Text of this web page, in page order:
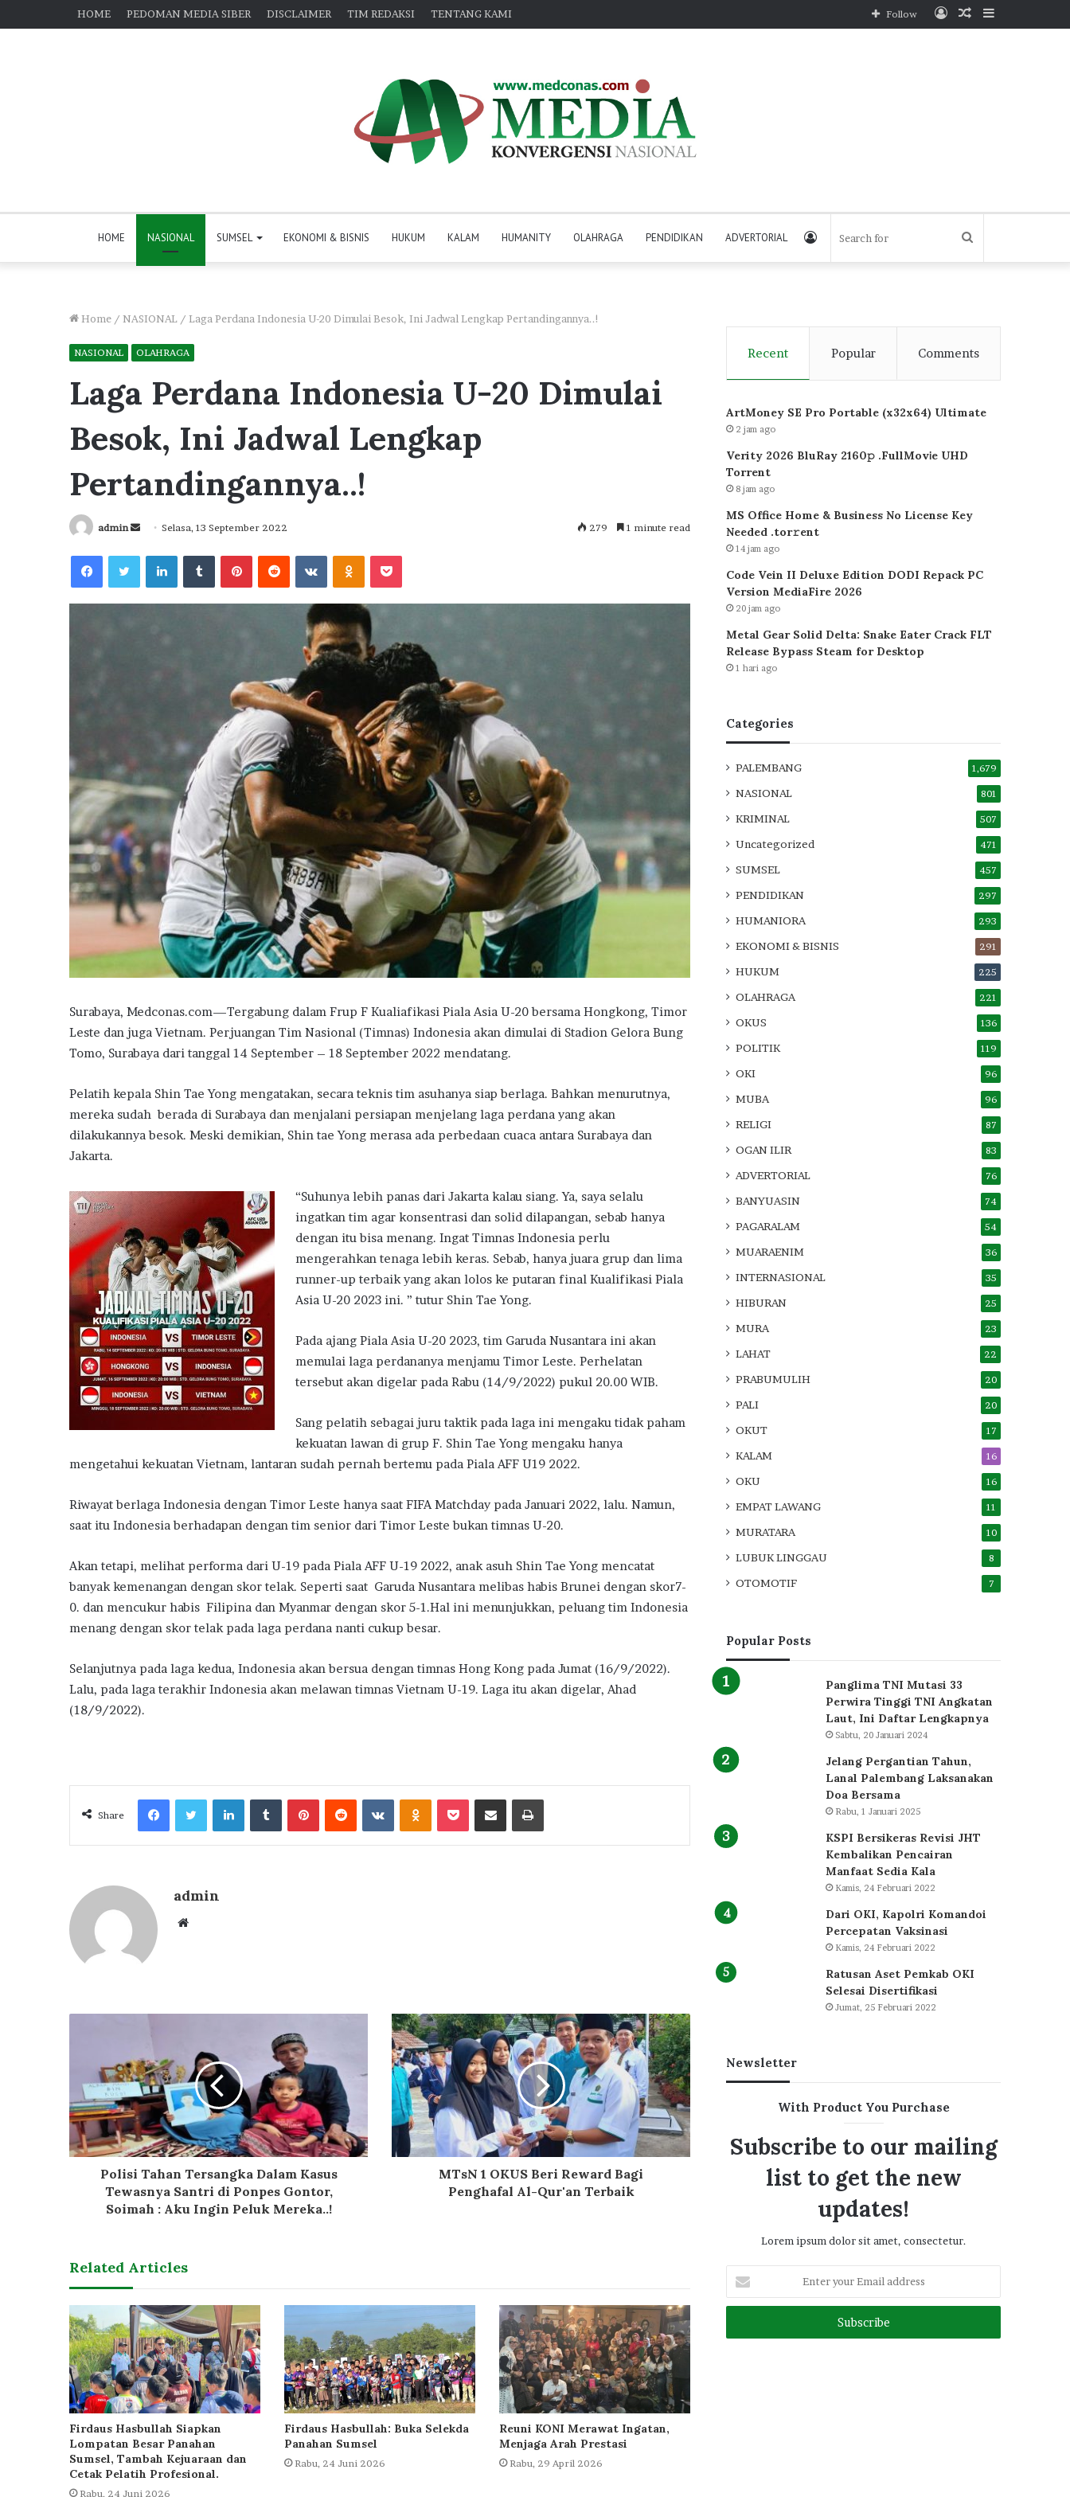
HOME PEDOMAN MEDIA SIBER DISCLAIMER TIM REDAKSI TENTANG KAMI Sidebar
Random
Log
Follow
HOME NASIONAL SUMSEL EKONOMI & BISNIS HUKUM KALAM HUMANITY OLAHRAGA PENDIDIKAN ADVERTORIAL Search
Log
Home / NASIONAL / Laga Perdana Indonesia U-20 Dimulai Besok, Ini Jadwal Lengkap Pertandingannya..!
NASIONAL OLAHRAGA
Laga Perdana Indonesia U-20 Dimulai
Besok, Ini Jadwal Lengkap
Pertandingannya..!
admin
Send
email
Selasa, 13 September 2022 279 1 minute read
FacebookTwitterLinkedInTumblrPinterestReddit VKontakteOdnoklassniki
Pocket
Surabaya, Medconas.com—Tergabung dalam Frup F Kualiafikasi Piala Asia U-20 bersama Hongkong, Timor
Leste dan juga Vietnam. Perjuangan Tim Nasional (Timnas) Indonesia akan dimulai di Stadion Gelora Bung
Tomo, Surabaya dari tanggal 14 September – 18 September 2022 mendatang.
Pelatih kepala Shin Tae Yong mengatakan, secara teknis tim asuhanya siap berlaga. Bahkan menurutnya,
mereka sudah berada di Surabaya dan menjalani persiapan menjelang laga perdana yang akan
dilakukannya besok. Meski demikian, Shin tae Yong merasa ada perbedaan cuaca antara Surabaya dan
Jakarta.
“Suhunya lebih panas dari Jakarta kalau siang. Ya, saya selalu
ingatkan tim agar konsentrasi dan solid dilapangan, sebab hanya
dengan itu bisa menang. Ingat Timnas Indonesia perlu
mengerahkan tenaga lebih keras. Sebab, hanya juara grup dan lima
runner-up terbaik yang akan lolos ke putaran final Kualifikasi Piala
Asia U-20 2023 ini. ” tutur Shin Tae Yong.
Pada ajang Piala Asia U-20 2023, tim Garuda Nusantara ini akan
memulai laga perdananya menjamu Timor Leste. Perhelatan
tersebut akan digelar pada Rabu (14/9/2022) pukul 20.00 WIB.
Sang pelatih sebagai juru taktik pada laga ini mengaku tidak paham
kekuatan lawan di grup F. Shin Tae Yong mengaku hanya
mengetahui kekuatan Vietnam, lantaran sudah pernah bertemu pada Piala AFF U19 2022.
Riwayat berlaga Indonesia dengan Timor Leste hanya saat FIFA Matchday pada Januari 2022, lalu. Namun,
saat itu Indonesia berhadapan dengan tim senior dari Timor Leste bukan timnas U-20.
Akan tetapi, melihat performa dari U-19 pada Piala AFF U-19 2022, anak asuh Shin Tae Yong mencatat
banyak kemenangan dengan skor telak. Seperti saat Garuda Nusantara melibas habis Brunei dengan skor7-
0. dan mencukur habis Filipina dan Myanmar dengan skor 5-1.Hal ini menunjukkan, peluang tim Indonesia
menang dengan skor telak pada laga perdana nanti cukup besar.
Selanjutnya pada laga kedua, Indonesia akan bersua dengan timnas Hong Kong pada Jumat (16/9/2022).
Lalu, pada laga terakhir Indonesia akan melawan timnas Vietnam U-19. Laga itu akan digelar, Ahad
(18/9/2022).
Share
FacebookTwitterLinkedInTumblrPinterestReddit VKontakteOdnoklassniki
Pocket Share via Email Print
admin
Website
Polisi Tahan Tersangka Dalam Kasus
Tewasnya Santri di Ponpes Gontor,
Soimah : Aku Ingin Peluk Mereka..!
MTsN 1 OKUS Beri Reward Bagi
Penghafal Al-Qur'an Terbaik
Related Articles
Firdaus Hasbullah Siapkan
Lompatan Besar Panahan
Sumsel, Tambah Kejuaraan dan
Cetak Pelatih Profesional.
Rabu, 24 Juni 2026
Firdaus Hasbullah: Buka Selekda
Panahan Sumsel
Rabu, 24 Juni 2026
Reuni KONI Merawat Ingatan,
Menjaga Arah Prestasi
Rabu, 29 April 2026
Recent Popular Comments
ArtMoney SE Pro Portable (x32x64) Ultimate
2 jam ago
Verity 2026 BluRay 2160𝚙 .FullMov𝗂e UHD
Torrent
8 jam ago
MS Office Home & Business No License Key
Needed .tоr𝚛еnt
14 jam ago
Code Vein II Deluxe Edition DODI Repack PC
Version MediaFire 2026
20 jam ago
Metal Gear Solid Delta: Snake Eater Crack FLT
Release Bypass Steam for Desktop
1 hari ago
Categories
PALEMBANG 1,679
NASIONAL 801
KRIMINAL 507
Uncategorized 471
SUMSEL 457
PENDIDIKAN 297
HUMANIORA 293
EKONOMI & BISNIS 291
HUKUM 225
OLAHRAGA 221
OKUS 136
POLITIK 119
OKI 96
MUBA 96
RELIGI 87
OGAN ILIR 83
ADVERTORIAL 76
BANYUASIN 74
PAGARALAM 54
MUARAENIM 36
INTERNASIONAL 35
HIBURAN 25
MURA 23
LAHAT 22
PRABUMULIH 20
PALI 20
OKUT 17
KALAM 16
OKU 16
EMPAT LAWANG 11
MURATARA 10
LUBUK LINGGAU 8
OTOMOTIF 7
Popular Posts
Panglima TNI Mutasi 33
Perwira Tinggi TNI Angkatan
Laut, Ini Daftar Lengkapnya
Sabtu, 20 Januari 2024
Jelang Pergantian Tahun,
Lanal Palembang Laksanakan
Doa Bersama
Rabu, 1 Januari 2025
KSPI Bersikeras Revisi JHT
Kembalikan Pencairan
Manfaat Sedia Kala
Kamis, 24 Februari 2022
Dari OKI, Kapolri Komandoi
Percepatan Vaksinasi
Kamis, 24 Februari 2022
Ratusan Aset Pemkab OKI
Selesai Disertifikasi
Jumat, 25 Februari 2022
Newsletter
With Product You Purchase
Subscribe to our mailing
list to get the new
updates!
Lorem ipsum dolor sit amet, consectetur.
your
Email